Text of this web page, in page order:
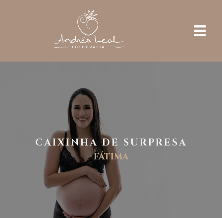
CAIXINHA DE SURPRESA
FÁTIMA